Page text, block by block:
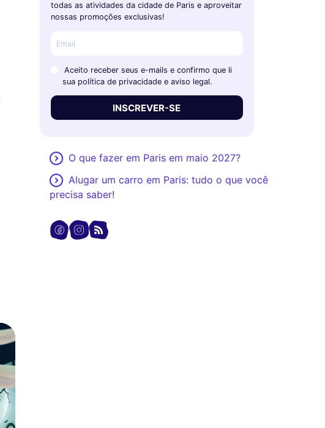
todas as atividades da cidade de Paris e aproveitar
nossas promoções exclusivas!
Aceito receber seus e-mails e confirmo que li
sua política de privacidade e aviso legal.
INSCREVER-SE
O que fazer em Paris em maio 2027?
Alugar um carro em Paris: tudo o que você
precisa saber!